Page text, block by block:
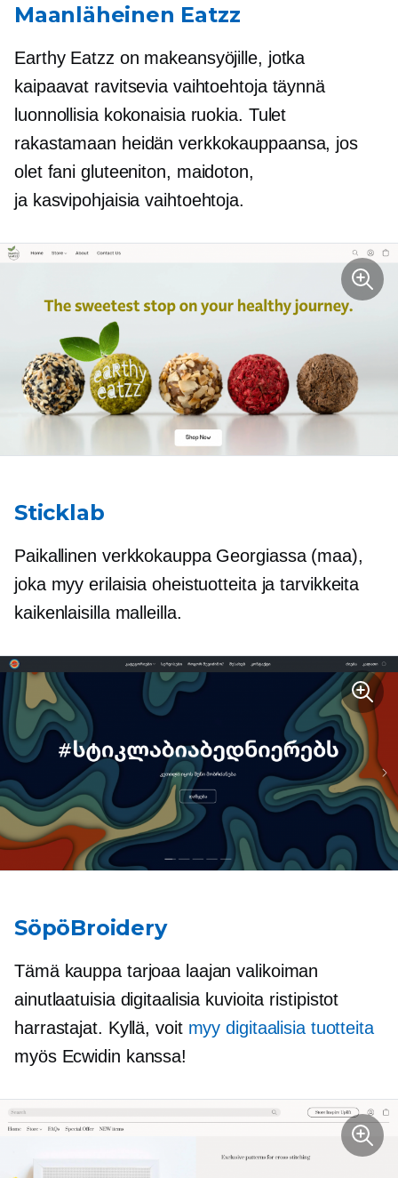
Maanläheinen Eatzz
Earthy Eatzz on makeansyöjille, jotka
kaipaavat ravitsevia vaihtoehtoja täynnä
luonnollisia kokonaisia ​​ruokia. Tulet
rakastamaan heidän verkkokauppaansa, jos
olet fanigluteeniton, maidoton,
ja kasvipohjaisia vaihtoehtoja.
Sticklab
Paikallinen verkkokauppa Georgiassa (maa),
joka myy erilaisia ​​oheistuotteita ja tarvikkeita
kaikenlaisilla malleilla.
SöpöBroidery
Tämä kauppa tarjoaa laajan valikoiman
ainutlaatuisia digitaalisia kuvioita ristipistot
harrastajat. Kyllä, voit myy digitaalisia tuotteita
myös Ecwidin kanssa!